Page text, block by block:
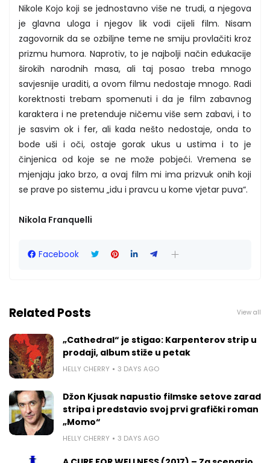
Nikole Kojo koji se jednostavno više ne trudi, a njegova
je glavna uloga i njegov lik vodi cijeli film. Nisam
zagovornik da se ozbiljne teme ne smiju provlačiti kroz
prizmu humora. Naprotiv, to je najbolji način edukacije
širokih narodnih masa, ali taj posao treba mnogo
savjesnije uraditi, a ovom filmu nedostaje mnogo. Radi
korektnosti trebam spomenuti i da je film zabavnog
karaktera i ne pretenduje ničemu više sem zabavi, i to
je sasvim ok i fer, ali kada nešto nedostaje, onda to
bode uši i oči, ostaje gorak ukus u ustima i to je
činjenica od koje se ne može pobjeći. Vremena se
mjenjaju jako brzo, a ovaj film mi ima prizvuk onih koji
se prave po sistemu „idu i pravcu u kome vjetar puva“.
Nikola Franquelli
Facebook
Related Posts View all
„Cathedral“ je stigao: Karpenterov strip u
prodaji, album stiže u petak
HELLY CHERRY 3 DAYS AGO
Džon Kjusak napustio filmske setove zarad
stripa i predstavio svoj prvi grafički roman
„Momo“
HELLY CHERRY 3 DAYS AGO